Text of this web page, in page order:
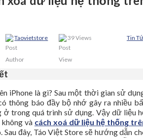
Taovietstore 39 Views Tin
iPhone là gì? Sau một thời gian sử
thông báo đầy bộ nhớ gây ra nhiều
ở trong quá trình sử dụng. Vậy dữ liệu
và cách xoá dữ liệu hệ thống
Sau đây, Táo Việt Store sẽ hướng dẫn